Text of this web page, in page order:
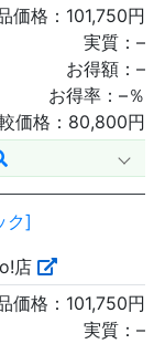
価格： 101,750円
実質： –
お得額： –
お得率： –％
価格： 80,800円
ク]
店
価格： 101,750円
実質： –